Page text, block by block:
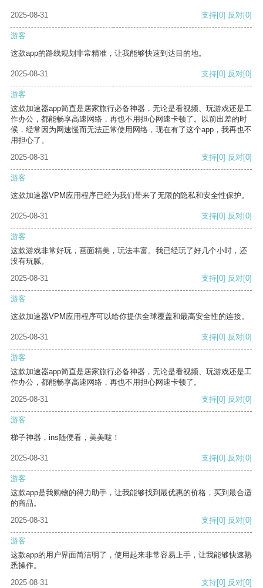
2025-08-31 支持[0] 反对[0]
游客
这款app的路线规划非常精准，让我能够快速到达目的地。
2025-08-31 支持[0] 反对[0]
游客
这款加速器app简直是居家旅行必备神器，无论是看视频、玩游戏还是工
作办公，都能畅享高速网络，再也不用担心网速卡顿了。以前出差的时
候，经常因为网速慢而无法正常使用网络，现在有了这个app，我再也不
用担心了。
2025-08-31
支持[0] 反对[0]
游客
这款加速器VPM应用程序已经为我们带来了无限的隐私和安全性保护。
2025-08-31 支持[0] 反对[0]
游客
这款游戏非常好玩，画面精美，玩法丰富。我已经玩了好几个小时，还
没有玩腻。
2025-08-31
支持[0] 反对[0]
游客
这款加速器VPM应用程序可以给你提供全球覆盖和最高安全性的连接。
2025-08-31 支持[0] 反对[0]
游客
这款加速器app简直是居家旅行必备神器，无论是看视频、玩游戏还是工
作办公，都能畅享高速网络，再也不用担心网速卡顿了。
2025-08-31
支持[0] 反对[0]
游客
梯子神器，ins随便看，美美哒！
2025-08-31 支持[0] 反对[0]
游客
这款app是我购物的得力助手，让我能够找到最优惠的价格，买到最合适
的商品。
2025-08-31
支持[0] 反对[0]
游客
这款app的用户界面简洁明了，使用起来非常容易上手，让我能够快速熟
悉操作。
2025-08-31
支持[0] 反对[0]